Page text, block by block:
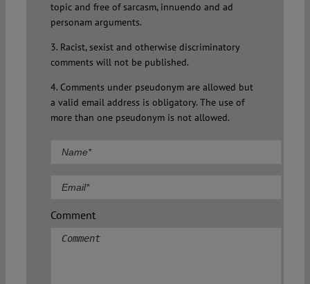
topic and free of sarcasm, innuendo and ad
personam arguments.
3. Racist, sexist and otherwise discriminatory
comments will not be published.
4. Comments under pseudonym are allowed but
a valid email address is obligatory. The use of
more than one pseudonym is not allowed.
Comment